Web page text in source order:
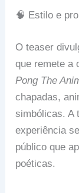
🧠 Estilo e
O teaser
que remete a
Pong The
chapadas,
simbólicas. A
experiência
público que
poéticas.